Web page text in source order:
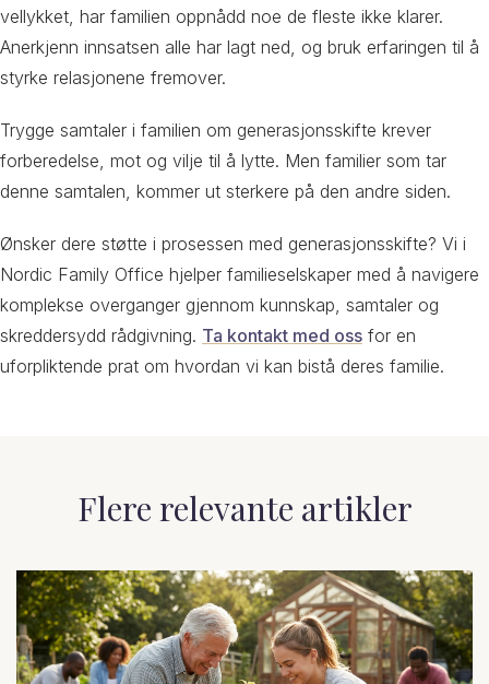
vellykket, har familien oppnådd noe de fleste ikke klarer.
Anerkjenn innsatsen alle har lagt ned, og bruk erfaringen til å
styrke relasjonene fremover.
Trygge samtaler i familien om generasjonsskifte krever
forberedelse, mot og vilje til å lytte. Men familier som tar
denne samtalen, kommer ut sterkere på den andre siden.
Ønsker dere støtte i prosessen med generasjonsskifte? Vi i
Nordic Family Office hjelper familieselskaper med å navigere
komplekse overganger gjennom kunnskap, samtaler og
skreddersydd rådgivning. Ta kontakt med oss for en
uforpliktende prat om hvordan vi kan bistå deres familie.
Flere relevante artikler